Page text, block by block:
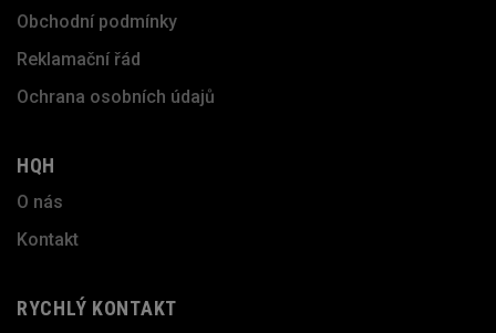
Obchodní podmínky
Reklamační řád
Ochrana osobních údajů
HQH
O nás
Kontakt
RYCHLÝ KONTAKT